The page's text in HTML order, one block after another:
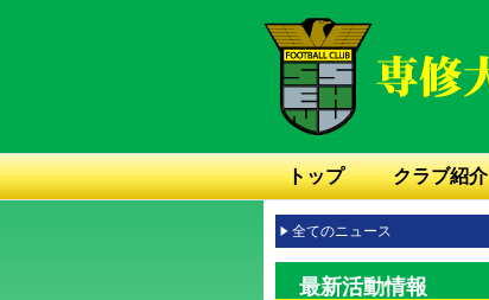
トップ クラブ紹介
全てのニュース
最新活動情報